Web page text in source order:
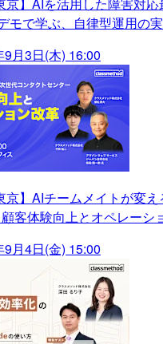
京】AIを活用した障害対
モで学ぶ、自律型運用の
9月3日(木) 16:00
京】AIチームメイトが変
客体験向上とオペレーシ
9月4日(金) 15:00